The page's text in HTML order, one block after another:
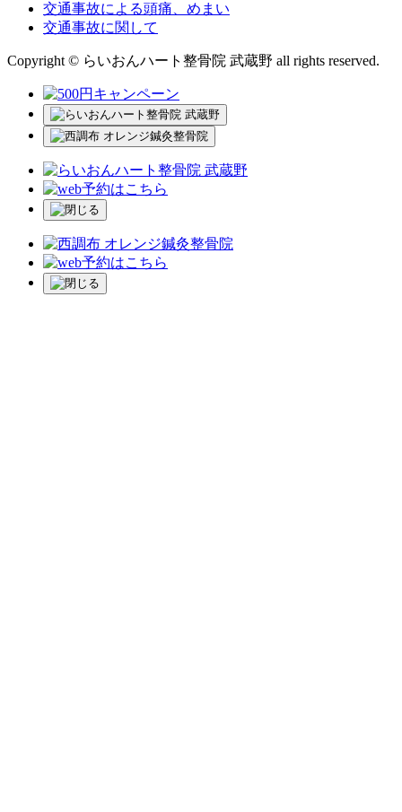
交通事故による頭痛、めまい
交通事故に関して
Copyright © らいおんハート整骨院 武蔵野 all rights reserved.